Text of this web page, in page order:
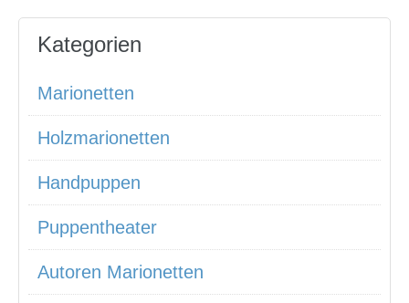
Kategorien
Marionetten
Holzmarionetten
Handpuppen
Puppentheater
Autoren Marionetten